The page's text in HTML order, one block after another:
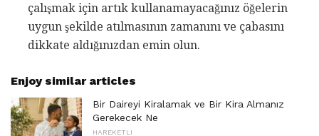
çalışmak için artık kullanamayacağınız öğelerin
uygun şekilde atılmasının zamanını ve çabasını
dikkate aldığınızdan emin olun.
Enjoy similar articles
Bir Daireyi Kiralamak ve Bir Kira Almanız
Gerekecek Ne
HAREKETLI